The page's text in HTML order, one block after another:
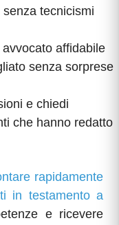
tecnicismi
avvocato affidabile
senza sorprese
e chiedi
che hanno redatto
rapidamente
in testamento a
e ricevere